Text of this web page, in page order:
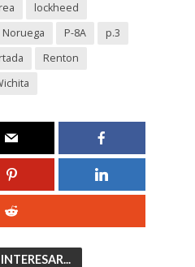
lockheed
Noruega P-8A
p.3
Renton